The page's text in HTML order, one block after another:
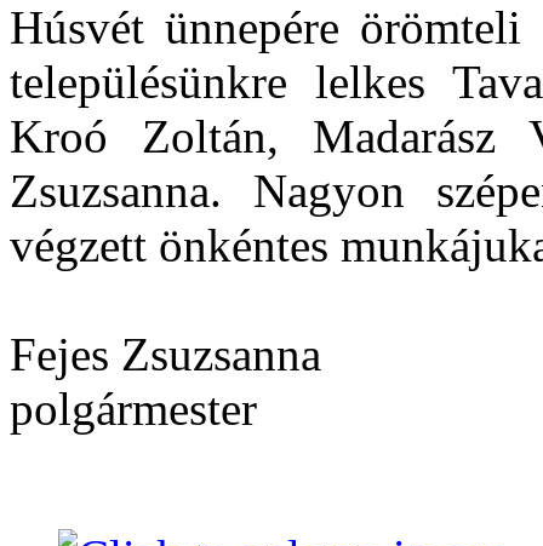
Húsvét ünnepére
településünkre lelkes
Kroó Zoltán, Madarász
Zsuzsanna. Nagyon
végzett önkéntes
Fejes Zsuzsanna
polgármester